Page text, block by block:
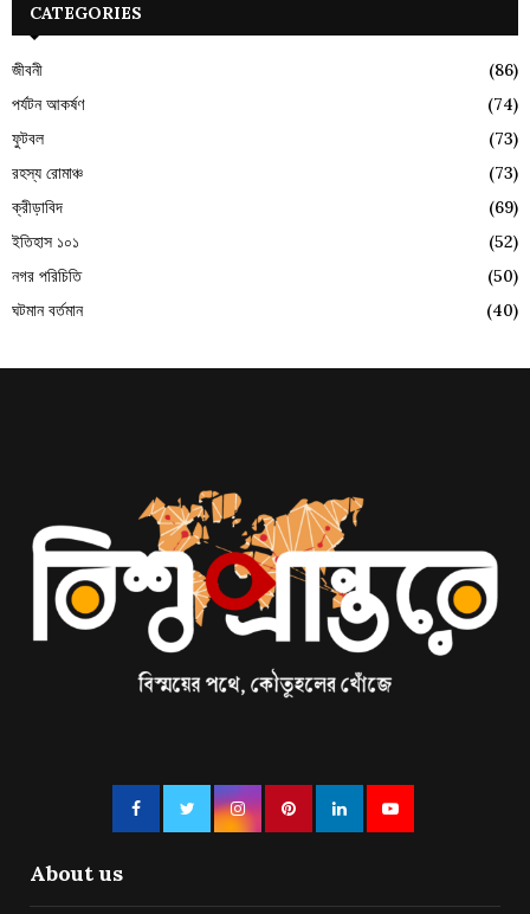
CATEGORIES
জীবনী
(86)
পর্যটন আকর্ষণ
(74)
ফুটবল
(73)
রহস্য রোমাঞ্চ
(73)
ক্রীড়াবিদ
(69)
ইতিহাস ১০১
(52)
নগর পরিচিতি
(50)
ঘটমান বর্তমান
(40)
About us